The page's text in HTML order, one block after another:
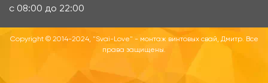
с 08:00 до 22:00
Copyright © 2014-2024, "Svai-Love" - монтаж винтовых свай, Дмитр. Все
права защищены.